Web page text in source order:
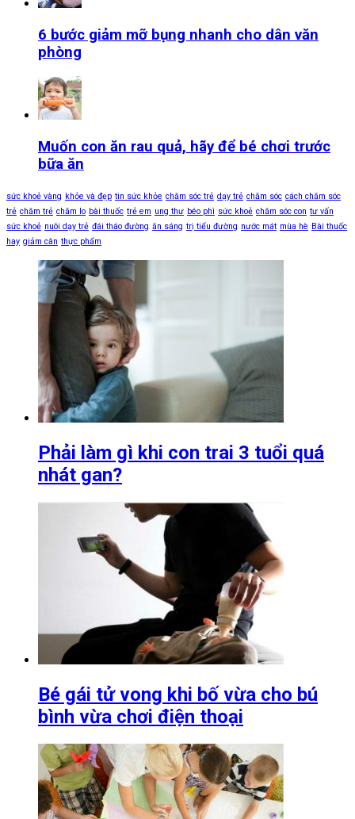
6 bước giảm mỡ bụng nhanh cho dân văn
phòng
Muốn con ăn rau quả, hãy để bé chơi trước
bữa ăn
sức khoẻ vàng khỏe và đẹp tin sức khỏe chăm sóc trẻ dạy trẻ chăm sóc cách chăm sóc
trẻ chăm trẻ chăm lo bài thuốc trẻ em ung thư béo phì sức khoẻ chăm sóc con tư vấn
sức khoẻ nuôi dạy trẻ đái tháo đường ăn sáng trị tiểu đường nước mát mùa hè Bài thuốc
hay giảm cân thực phẩm
Phải làm gì khi con trai 3 tuổi quá
nhát gan?
Bé gái tử vong khi bố vừa cho bú
bình vừa chơi điện thoại